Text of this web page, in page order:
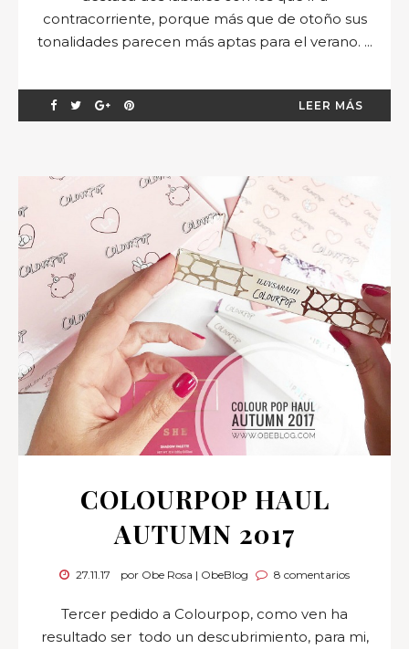
contracorriente, porque más que de otoño sus
tonalidades parecen más aptas para el verano. ...
LEER MÁS
COLOURPOP HAUL
AUTUMN 2017
27.11.17 por Obe Rosa | ObeBlog 8 comentarios
Tercer pedido a Colourpop, como ven ha
resultado ser todo un descubrimiento, para mi,